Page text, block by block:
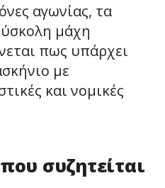
αγωνίας, τα
μάχη
πως υπάρχει
με
και νομικές
συζητείται